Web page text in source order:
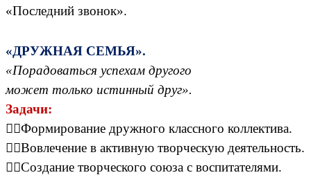
«Последний звонок».
«ДРУЖНАЯ СЕМЬЯ».
«Порадоваться успехам другого
может только истинный друг».
Задачи:
Формирование дружного классного коллектива.
Вовлечение в активную творческую деятельность.
Создание творческого союза с воспитателями.